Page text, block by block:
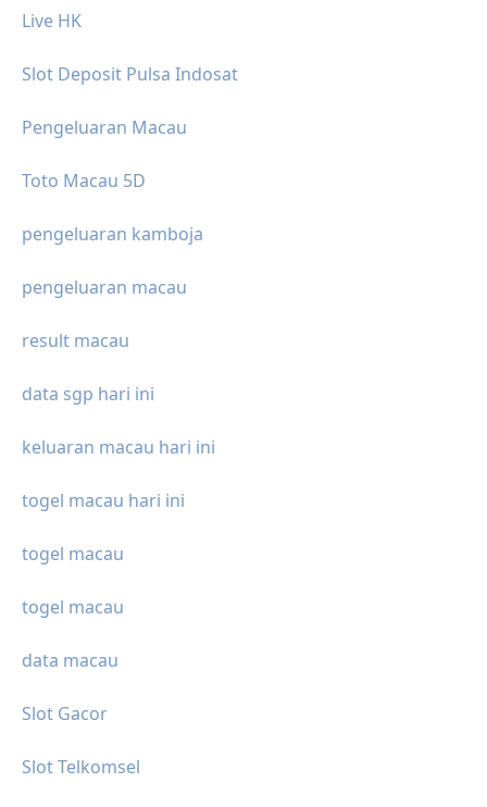
Live HK
Slot Deposit Pulsa Indosat
Pengeluaran Macau
Toto Macau 5D
pengeluaran kamboja
pengeluaran macau
result macau
data sgp hari ini
keluaran macau hari ini
togel macau hari ini
togel macau
togel macau
data macau
Slot Gacor
Slot Telkomsel